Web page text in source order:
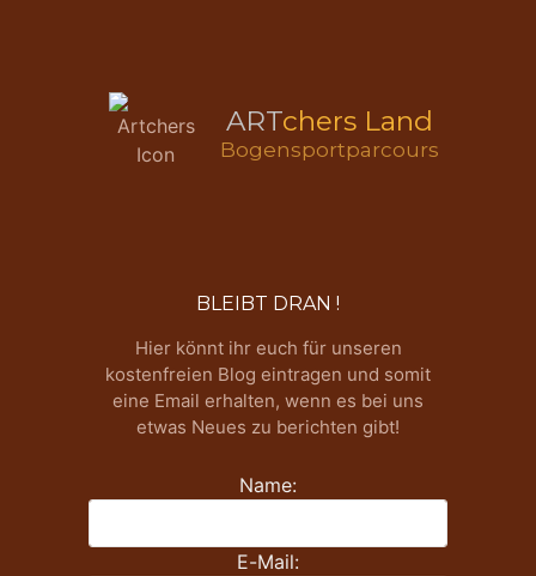
ARTchers Land
Bogensportparcours
BLEIBT DRAN !
Hier könnt ihr euch für unseren
kostenfreien Blog eintragen und somit
eine Email erhalten, wenn es bei uns
etwas Neues zu berichten gibt!
Name:
E-Mail: